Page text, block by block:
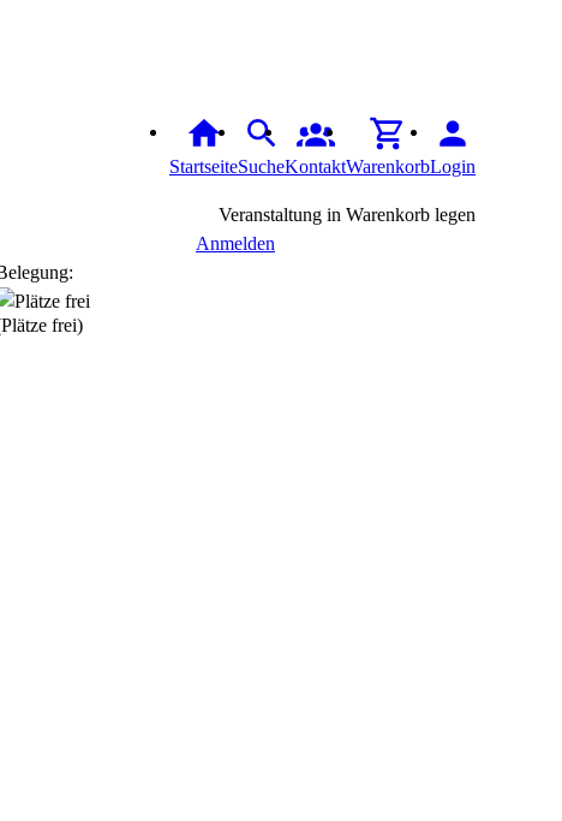
StartseiteSucheKontaktWarenkorbLogin
Veranstaltung in Warenkorb legen
Anmelden
frei)